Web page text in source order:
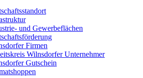
und Gewerbeflächen
Firmen
Wilnsdorfer Unternehmer
Gutschein